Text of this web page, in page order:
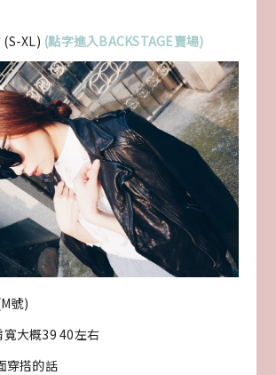
XL) (點字進入BACKSTAGE賣場)
號)
大概39 40左右
穿搭的話